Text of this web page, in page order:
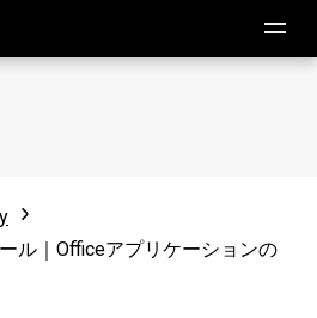
ル｜Officeアプリケーションの